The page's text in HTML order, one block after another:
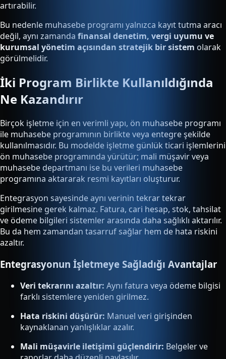
artırabilir.
Bu nedenle muhasebe programı yalnızca kayıt tutma aracı
değil, aynı zamanda finansal denetim, vergi uyumu ve
kurumsal yönetim açısından stratejik bir sistem olarak
görülmelidir.
İki Program Birlikte Kullanıldığında
Ne Kazandırır
Birçok işletme için en verimli yapı, ön muhasebe programı
ile muhasebe programının birlikte veya entegre şekilde
kullanılmasıdır. Bu modelde işletme günlük ticari işlemlerini
ön muhasebe programında yürütür; mali müşavir veya
muhasebe departmanı ise bu verileri muhasebe
programına aktararak resmi kayıtları oluşturur.
Entegrasyon sayesinde aynı verinin tekrar tekrar
girilmesine gerek kalmaz. Fatura, cari hesap, stok, tahsilat
ve ödeme bilgileri sistemler arasında daha sağlıklı aktarılır.
Bu da hem zamandan tasarruf sağlar hem de hata riskini
azaltır.
Entegrasyonun İşletmeye Sağladığı Avantajlar
Veri tekrarını azaltır: Aynı fatura veya ödeme bilgisi
farklı sistemlere yeniden girilmez.
Hata riskini düşürür: Manuel veri girişinden
kaynaklanan yanlışlıklar azalır.
Mali müşavirle iletişimi güçlendirir: Belgeler ve